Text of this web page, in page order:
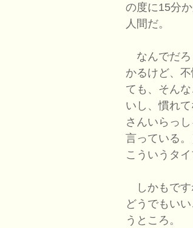
の度に15分
人間だ。
なんでだろ
かるけど、
ても、そん
いし、慣れ
さんいらっ
言っている
こういうタ
しかもです
どうでもい
うところ。